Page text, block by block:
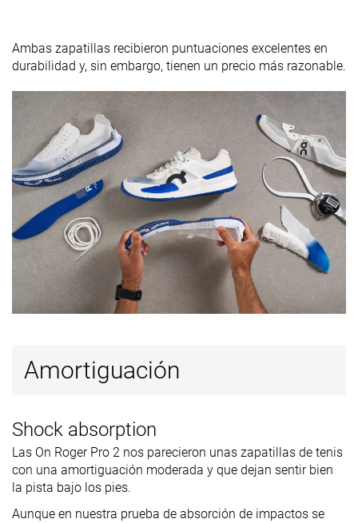
Altura de la
zona del talón
laboratorio
29.2 mm 30.0 mm
Antepié 20.1 mm 21.4 mm 22.5 mm
Grosor de la
plantilla
Estándar Estándar
Plantilla
extraíble
✓ ✓ ✓
talón
Ninguno Ninguno Ninguno
Durabilidad
Mala Decente Decente
Dureza de la
Estándar
Grosor de la
Estándar
Clasificación #31 20% inferior #29 25% inferior #8 Top 21%
Ambas zapatillas recibieron puntuaciones excelentes en
durabilidad y, sin embargo, tienen un precio más razonable.
Amortiguación
Shock absorption
Las On Roger Pro 2 nos parecieron unas zapatillas de tenis
con una amortiguación moderada y que dejan sentir bien
la pista bajo los pies.
Aunque en nuestra prueba de absorción de impactos se